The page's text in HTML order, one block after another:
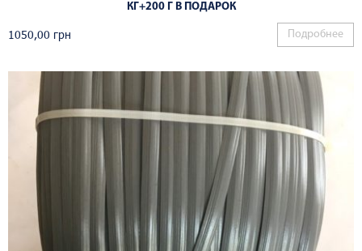
КГ+200 Г В ПОДАРОК
1050,00 грн Подробнее